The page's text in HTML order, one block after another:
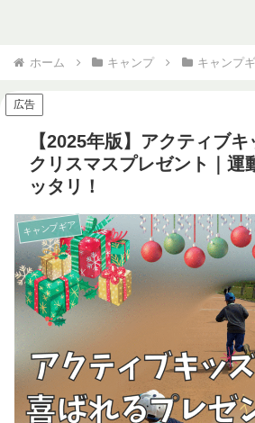
ホーム キャンプ キャンプ
広告
【2025年版】アクティブ
クリスマスプレゼント｜運
ッタリ！
キャンプギア